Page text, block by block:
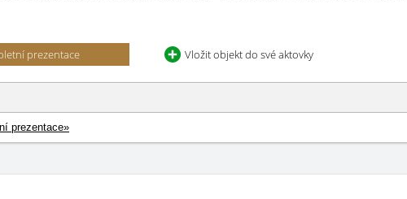
prezentace Vložit objekt do své aktovky
prezentace»